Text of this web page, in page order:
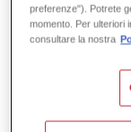
preferenze"). Potrete
momento. Per ulteriori
consultare la nostra